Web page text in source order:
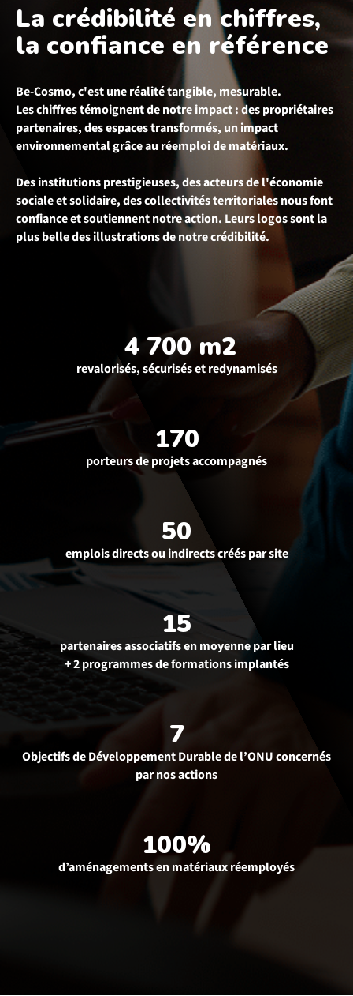
La crédibilité en chiffres,
la confiance en référence
Be-Cosmo, c'est une réalité tangible, mesurable.
Les chiffres témoignent de notre impact : des propriétaires
partenaires, des espaces transformés, un impact
environnemental grâce au réemploi de matériaux.
Des institutions prestigieuses, des acteurs de l'économie
sociale et solidaire, des collectivités territoriales nous font
confiance et soutiennent notre action. Leurs logos sont la
plus belle des illustrations de notre crédibilité.
4 700 m2
revalorisés, sécurisés et redynamisés
170
porteurs de projets accompagnés
50
emplois directs ou indirects créés par site
15
partenaires associatifs en moyenne par lieu
+ 2 programmes de formations implantés
7
Objectifs de Développement Durable de l’ONU concernés
par nos actions
100%
d’aménagements en matériaux réemployés